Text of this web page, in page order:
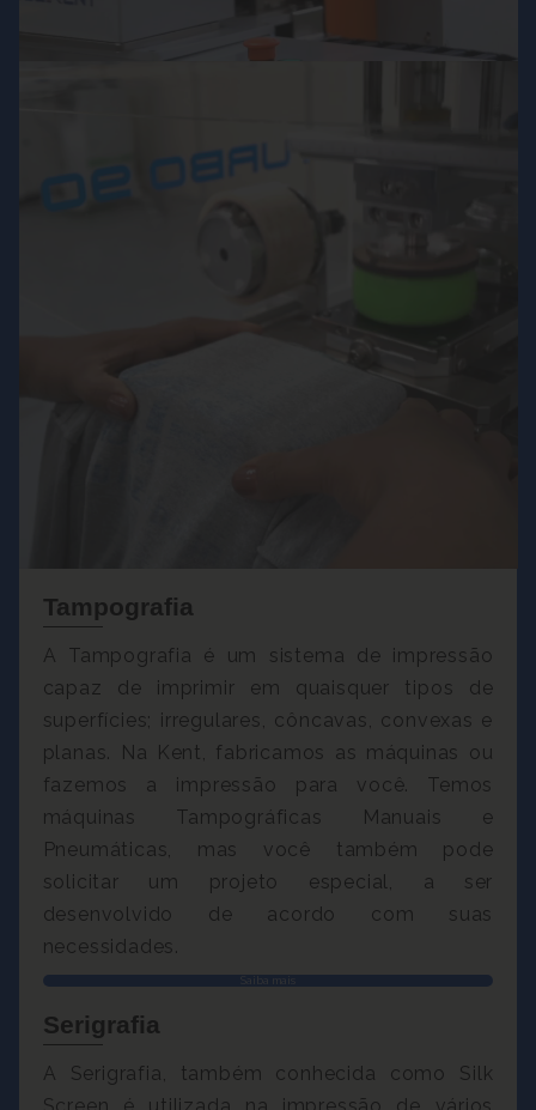
Tampografia
A Tampografia é um sistema de impressão
capaz de imprimir em quaisquer tipos de
superfícies; irregulares, côncavas, convexas e
planas. Na Kent, fabricamos as máquinas ou
fazemos a impressão para você. Temos
máquinas Tampográficas Manuais e
Pneumáticas, mas você também pode
solicitar um projeto especial, a ser
desenvolvido de acordo com suas
necessidades.
Saiba mais
Serigrafia
A Serigrafia, também conhecida como Silk